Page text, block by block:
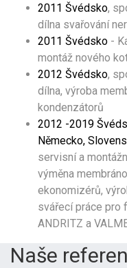
2011 Švédsko,
dílna svařování
2011 Švédsko -
montáž nového
2012 Švédsko,
dílna, výroba
kondenzátorů
2012 -2019
Německo,
servisní a
výměna
ekonomizérů,
svářecí práce pro
ANDRITZ a
Naše